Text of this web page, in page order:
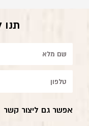
תנו
אפשר גם ליצור קשר